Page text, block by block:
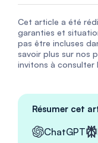
Cet article a été
garanties et
pas être incluses
savoir plus sur nos
invitons à consulter
Résumer cet
ChatGPT